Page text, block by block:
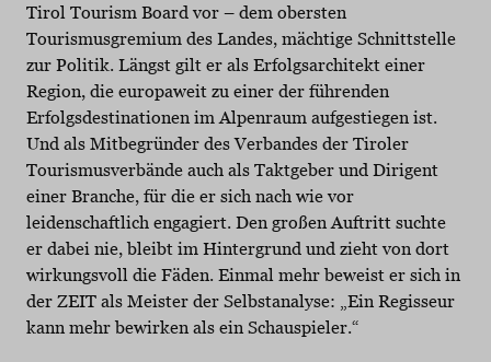
Tirol Tourism Board vor – dem obersten
Tourismusgremium des Landes, mächtige Schnittstelle
zur Politik. Längst gilt er als Erfolgsarchitekt einer
Region, die europaweit zu einer der führenden
Erfolgsdestinationen im Alpenraum aufgestiegen ist.
Und als Mitbegründer des Verbandes der Tiroler
Tourismusverbände auch als Taktgeber und Dirigent
einer Branche, für die er sich nach wie vor
leidenschaftlich engagiert. Den großen Auftritt suchte
er dabei nie, bleibt im Hintergrund und zieht von dort
wirkungsvoll die Fäden. Einmal mehr beweist er sich in
der ZEIT als Meister der Selbstanalyse: „Ein Regisseur
kann mehr bewirken als ein Schauspieler.“